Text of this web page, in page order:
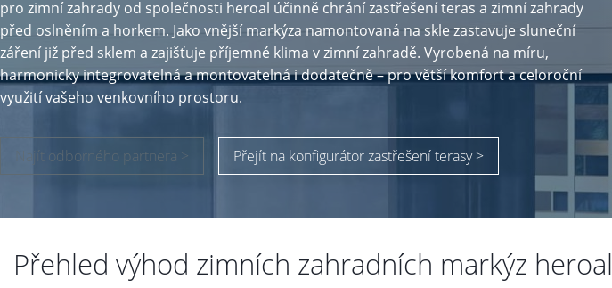
pro zimní zahrady od společnosti heroal účinně chrání zastřešení teras a zimní zahrady
před oslněním a horkem. Jako vnější markýza namontovaná na skle zastavuje sluneční
záření již před sklem a zajišťuje příjemné klima v zimní zahradě. Vyrobená na míru,
harmonicky integrovatelná a montovatelná i dodatečně – pro větší komfort a celoroční
využití vašeho venkovního prostoru.
Najít odborného partnera > Přejít na konfigurátor zastřešení terasy >
Přehled výhod zimních zahradních markýz heroal